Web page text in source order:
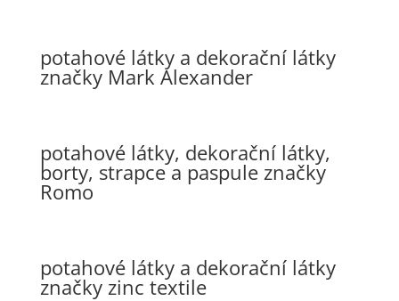
potahové látky a dekorační látky
značky Mark Alexander
potahové látky, dekorační látky,
borty, strapce a paspule značky
Romo
potahové látky a dekorační látky
značky zinc textile